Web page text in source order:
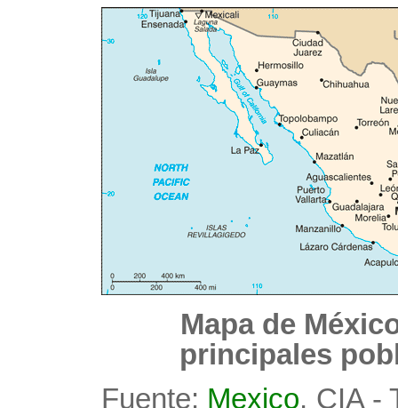
Mapa de
principales
Fuente: Mexico, CIA -